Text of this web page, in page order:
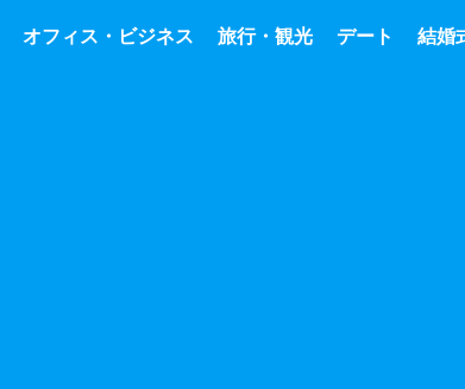
オフィス・ビジネス 旅行・観光 デート 結婚